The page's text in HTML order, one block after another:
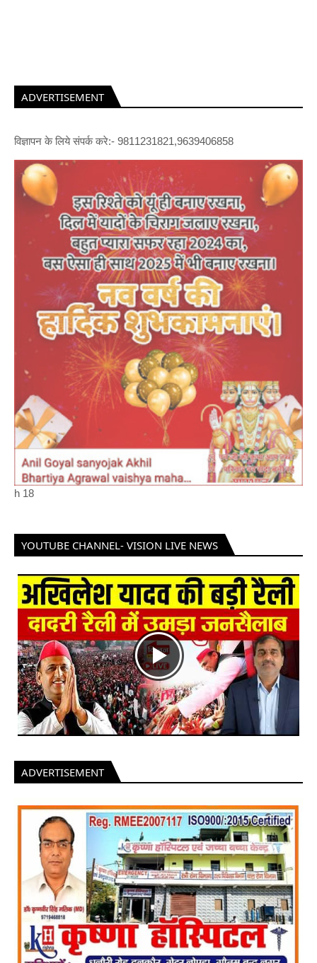
ADVERTISEMENT
विज्ञापन के लिये संपर्क करे:- 9811231821,9639406858
h 18
YOUTUBE CHANNEL- VISION LIVE NEWS
ADVERTISEMENT